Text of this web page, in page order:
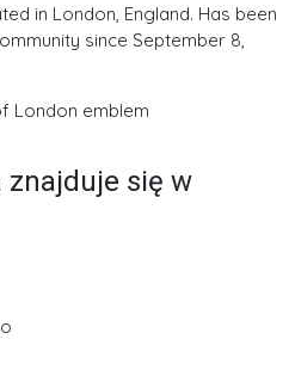
in London, England. Has been
since September 8,
znajduje się w